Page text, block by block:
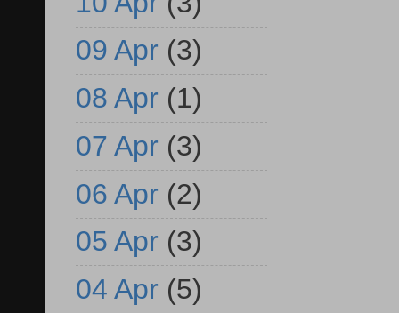
09 Apr (3)
08 Apr (1)
07 Apr (3)
06 Apr (2)
05 Apr (3)
04 Apr (5)